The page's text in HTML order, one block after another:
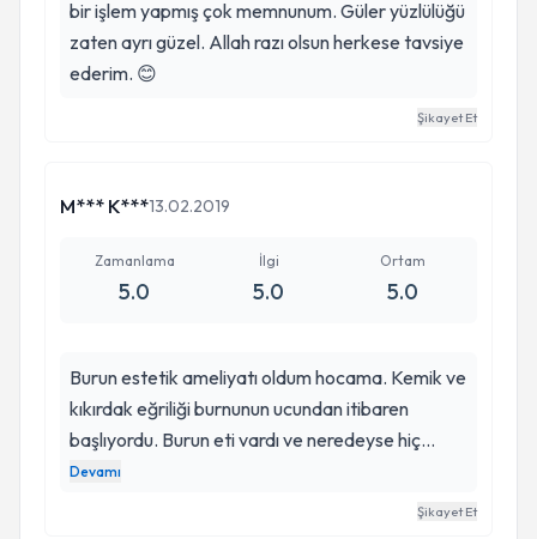
bir işlem yapmış çok memnunum. Güler yüzlülüğü
zaten ayrı güzel. Allah razı olsun herkese tavsiye
ederim. 😊
Şikayet Et
M*** K***13.02.2019
Zamanlama
5.0
İlgi
5.0
Ortam
5.0
Burun estetik ameliyatı oldum hocama. Kemik ve
kıkırdak eğriliği burnunun ucundan itibaren
başlıyordu. Burun eti vardı ve neredeyse hiç
nefes alamıyordum. Mehmet Akif hocaya
muayene olmadan önce 2 doktora gittim ve bu
Devamı
Şikayet Et